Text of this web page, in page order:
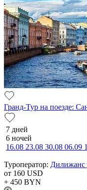
Гранд-Тур на поезде:
7 дней
6 ночей
16.08 23.08 30.08 06.09
Туроператор: Дилижанс
от 160 USD
+ 450 BYN